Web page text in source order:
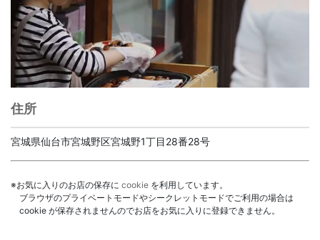
住所
宮城県仙台市宮城野区宮城野1丁目28番28号
※お気に入りのお店の保存に cookie を利用しています。
ブラウザのプライベートモードやシークレットモードでご利用の場合は
cookie が保存されませんのでお店をお気に入りに登録できません。